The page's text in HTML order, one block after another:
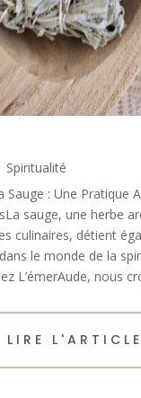
Spiritualité
Sauge : Une Pratique
sauge, une herbe
culinaires, détient
le monde de la
L’émerAude, nous
LIRE L'ARTICLE